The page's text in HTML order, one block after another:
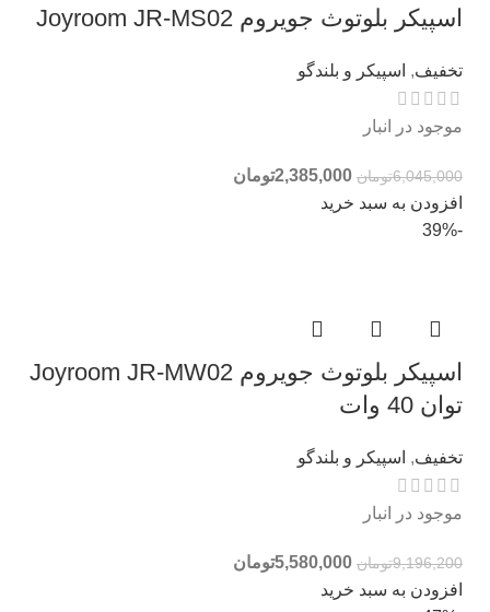
اسپیکر بلوتوث جویروم Joyroom JR-MS02
تخفیف, اسپیکر و بلندگو
موجود در انبار
6,045,000تومان 2,385,000تومان
افزودن به سبد خرید
-39%
اسپیکر بلوتوث جویروم Joyroom JR-MW02
توان 40 وات
تخفیف, اسپیکر و بلندگو
موجود در انبار
9,196,200تومان 5,580,000تومان
افزودن به سبد خرید